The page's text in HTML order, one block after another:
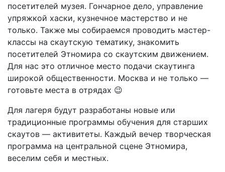
посетителей музея. Гончарное дело, управление
упряжкой хаски, кузнечное мастерство и не
только. Также мы собираемся проводить мастер-
классы на скаутскую тематику, знакомить
посетителей Этномира со скаутским движением.
Для нас это отличное место подачи скаутинга
широкой общественности. Москва и не только —
готовьте места в отрядах 😉
Для лагеря будут разработаны новые или
традиционные программы обучения для старших
скаутов — активитеты. Каждый вечер творческая
программа на центральной сцене Этномира,
веселим себя и местных.